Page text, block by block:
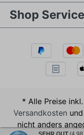
Shop Service
* Alle Preise
Versandkosten
nicht anders